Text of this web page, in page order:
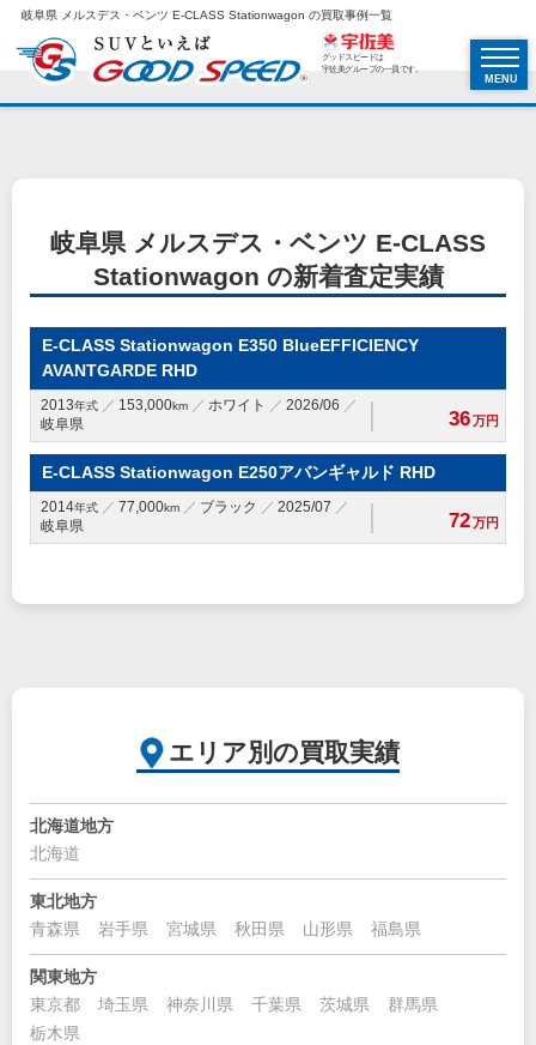
岐阜県 メルスデス・ベンツ E-CLASS Stationwagon の買取事例一覧
グッドスピードは
宇佐美グループの一員です。
MENU
岐阜県 メルスデス・ベンツ E-CLASS
Stationwagon の新着査定実績
E-CLASS Stationwagon E350 BlueEFFICIENCY
AVANTGARDE RHD
2013年式 153,000km ホワイト
2026/06
岐阜県
36万円
E-CLASS Stationwagon E250アバンギャルド RHD
2014年式 77,000km ブラック
2025/07
岐阜県
72万円
エリア別の買取実績
北海道地方
北海道
東北地方
青森県
岩手県 宮城県 秋田県 山形県 福島県
関東地方
東京都
埼玉県 神奈川県 千葉県 茨城県
群馬県
栃木県